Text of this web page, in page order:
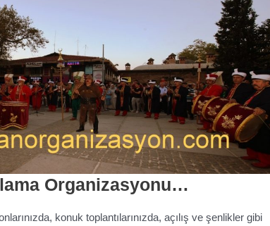
Organizasyonu…
konuk toplantılarınızda, açılış ve şenlikler gibi